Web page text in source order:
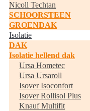
Nicoll Techtan
SCHOORSTEEN
GROENDAK
Isolatie
DAK
Isolatie hellend dak
Ursa Hometec
Ursa Ursaroll
Isover Isoconfort
Isover Rollisol Plus
Knauf Multifit